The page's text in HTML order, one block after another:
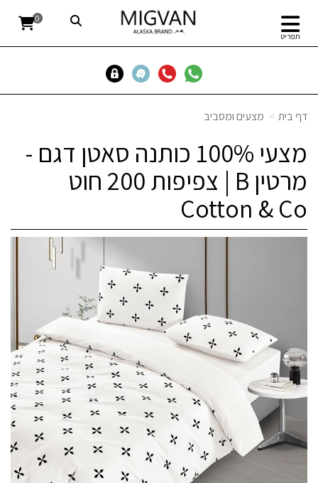
תפריט
0
דף בית מצעים ומסביב
מצעי 100% כותנה סאטן דגם -
מרטין B | צפיפות 200 חוט
Cotton & Co